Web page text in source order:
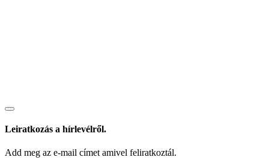
Leiratkozás a hírlevélről.
Add meg az e-mail címet amivel feliratkoztál.